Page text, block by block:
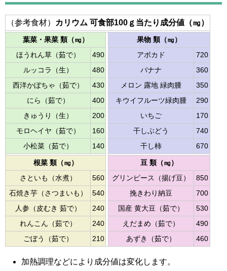
（参考食材） カリウム 可食部100ｇ当たり成分値（㎎）
葉菜・果菜 類（㎎）
果物 類（㎎）
ほうれん草（茹で）
490 アボカド
720
ルッコラ（生）
480 バナナ
360
西洋かぼちゃ（茹で）
430 メロン 露地 緑肉腫
350
にら（茹で）
400 キウイフルーツ緑肉腫
290
きゅうり（生）
200 いちご
170
モロヘイヤ（茹で）
160 干しぶどう
740
小松菜（茹で）
140 干し柿 670
根菜 類（㎎）
豆 類（㎎）
さといも（水煮）
560 グリンピース（揚げ豆）
850
石焼き芋（さつまいも）
540 挽きわり納豆
700
人参（皮むき 茹で）
240 国産 黄大豆（茹で）
530
れんこん（茹で）
240 えだまめ（茹で）
490
ごぼう（茹で）
210 あずき（茹で） 460
加熱調理などにより成分値は変化します。